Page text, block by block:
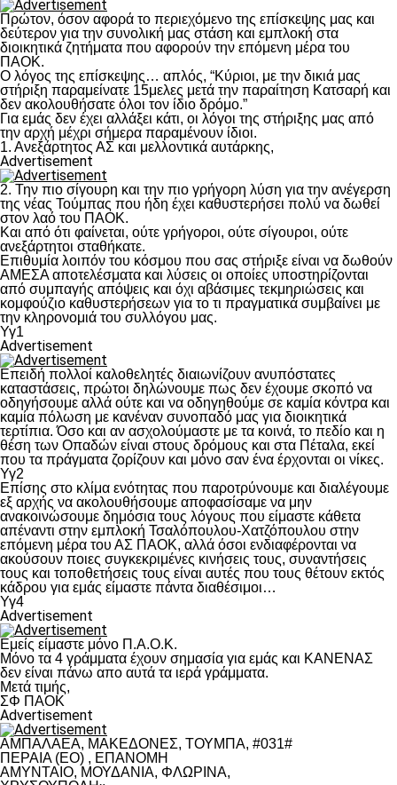
Πρώτον, όσον αφορά το περιεχόμενο της επίσκεψης μας και
δεύτερον για την συνολική μας στάση και εμπλοκή στα
διοικητικά ζητήματα που αφορούν την επόμενη μέρα του
ΠΑΟΚ.
Ο λόγος της επίσκεψης… απλός, “Κύριοι, με την δικιά μας
στήριξη παραμείνατε 15μελες μετά την παραίτηση Κατσαρή και
δεν ακολουθήσατε όλοι τον ίδιο δρόμο.”
Για εμάς δεν έχει αλλάξει κάτι, οι λόγοι της στήριξης μας από
την αρχή μέχρι σήμερα παραμένουν ίδιοι.
1. Ανεξάρτητος ΑΣ και μελλοντικά αυτάρκης,
Advertisement
2. Την πιο σίγουρη και την πιο γρήγορη λύση για την ανέγερση
της νέας Τούμπας που ήδη έχει καθυστερήσει πολύ να δωθεί
στον λαό του ΠΑΟΚ.
Και από ότι φαίνεται, ούτε γρήγοροι, ούτε σίγουροι, ούτε
ανεξάρτητοι σταθήκατε.
Επιθυμία λοιπόν του κόσμου που σας στήριξε είναι να δωθούν
ΑΜΕΣΑ αποτελέσματα και λύσεις οι οποίες υποστηρίζονται
από συμπαγής απόψεις και όχι αβάσιμες τεκμηριώσεις και
κομφούζιο καθυστερήσεων για το τι πραγματικά συμβαίνει με
την κληρονομιά του συλλόγου μας.
Υγ1
Advertisement
Επειδή πολλοί καλοθελητές διαιωνίζουν ανυπόστατες
καταστάσεις, πρώτοι δηλώνουμε πως δεν έχουμε σκοπό να
οδηγήσουμε αλλά ούτε και να οδηγηθούμε σε καμία κόντρα και
καμία πόλωση με κανέναν συνοπαδό μας για διοικητικά
τερτίπια. Όσο και αν ασχολούμαστε με τα κοινά, το πεδίο και η
θέση των Οπαδών είναι στους δρόμους και στα Πέταλα, εκεί
που τα πράγματα ζορίζουν και μόνο σαν ένα έρχονται οι νίκες.
Υγ2
Επίσης στο κλίμα ενότητας που παροτρύνουμε και διαλέγουμε
εξ αρχής να ακολουθήσουμε αποφασίσαμε να μην
ανακοινώσουμε δημόσια τους λόγους που είμαστε κάθετα
απέναντι στην εμπλοκή Τσαλόπουλου-Χατζόπουλου στην
επόμενη μέρα του ΑΣ ΠΑΟΚ, αλλά όσοι ενδιαφέρονται να
ακούσουν ποιες συγκεκριμένες κινήσεις τους, συναντήσεις
τους και τοποθετήσεις τους είναι αυτές που τους θέτουν εκτός
κάδρου για εμάς είμαστε πάντα διαθέσιμοι…
Υγ4
Advertisement
Εμείς είμαστε μόνο Π.Α.Ο.Κ.
Μόνο τα 4 γράμματα έχουν σημασία για εμάς και ΚΑΝΕΝΑΣ
δεν είναι πάνω απο αυτά τα ιερά γράμματα.
Μετά τιμής,
ΣΦ ΠΑΟΚ
Advertisement
ΑΜΠΑΛΑΕΑ, ΜΑΚΕΔΟΝΕΣ, ΤΟΥΜΠΑ, #031#
ΠΕΡΑΙΑ (ΕΟ) , ΕΠΑΝΟΜΗ
ΑΜΥΝΤΑΙΟ, ΜΟΥΔΑΝΙΑ, ΦΛΩΡΙΝΑ,